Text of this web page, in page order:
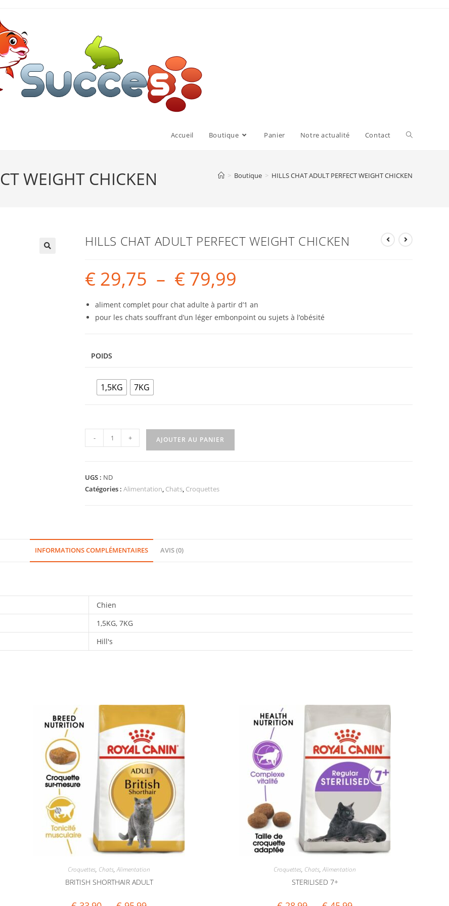
Accueil Boutique Panier Notre actualité Contact
WEIGHT CHICKEN > Boutique > HILLS CHAT ADULT PERFECT WEIGHT CHICKEN
HILLS CHAT ADULT PERFECT WEIGHT CHICKEN
€ 29,75 – € 79,99
aliment complet pour chat adulte à partir d’1 an
pour les chats souffrant d’un léger embonpoint ou sujets à l’obésité
POIDS
1,5KG 7KG
- + AJOUTER AU PANIER
UGS : ND
Catégories : Alimentation, Chats, Croquettes
INFORMATIONS COMPLÉMENTAIRES AVIS (0)
Chien
1,5KG, 7KG
Hill's
Croquettes, Chats,Alimentation
BRITISH SHORTHAIR ADULT
Croquettes, Chats,Alimentation
STERILISED 7+